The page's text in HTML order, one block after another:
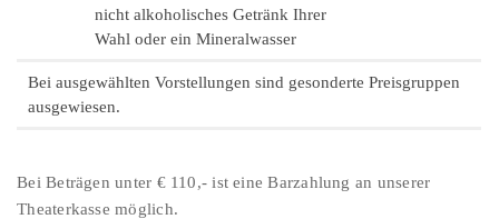
nicht alkoholisches Getränk Ihrer
Wahl oder ein Mineralwasser
Bei ausgewählten Vorstellungen sind gesonderte Preisgruppen
ausgewiesen.
Bei Beträgen unter € 110,- ist eine Barzahlung an unserer
Theaterkasse möglich.